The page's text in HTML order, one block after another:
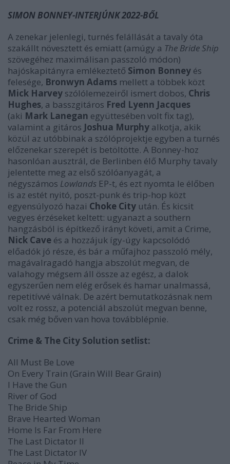
SIMON BONNEY-INTERJÚNK 2022-BŐL
A zenekar jelenlegi, turnés felállását a tavaly óta
szakállt növesztett és emiatt (amúgy a The Bride Ship
szövegéhez maximálisan passzoló módon)
hajóskapitányra emlékeztető Simon Bonney és
felesége, Bronwyn Adams mellett a többek közt
Mick Harvey szólólemezeiről ismert dobos, Chris
Hughes, a basszgitáros Fred Lyenn Jacques
(aki Mark Lanegan együttesében volt fix tag),
valamint a gitáros Joshua Murphy alkotja, akik
közül az utóbbinak a szólóprojektje egyben a turnés
előzenekar szerepét is betöltötte. A Bonney-hoz
hasonlóan ausztrál, de Berlinben élő Murphy tavaly
jelentette meg az első szólóanyagát, a
négyszámos Lowlands EP-t, és ezt nyomta le élőben
is az estét nyitó, poszt-punk és trip-hop közt
egyensúlyozó hazai Choke City után. És kicsit
vegyes érzéseket keltett: ugyanazt a southern
hangzásból is építkező irányt követi, amit a Crime,
Nick Cave és a hozzájuk így-úgy kapcsolódó
előadók jó része, és bár a műfajhoz passzoló mély,
magávalragadó hangja abszolút megvan, de
valahogy mégsem áll össze az egész, a dalok
egyszerűen nem elég erősek és hamar unalmassá,
repetitívvé válnak. De azért bemutatkozásnak nem
volt ez rossz, a potenciál abszolút megvan benne,
csak még bőven van hova továbblépnie.
Crime & The City Solution setlist:
All Must Be Love
On Every Train (Grain Will Bear Grain)
I Have the Gun
River of God
The Bride Ship
Brave Hearted Woman
Home Is Far From Here
The Last Dictator II
The Last Dictator IV